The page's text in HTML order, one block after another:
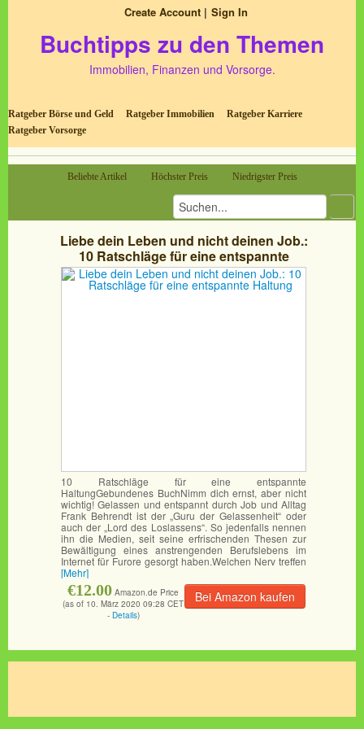
Create Account Sign In
Buchtipps zu den Themen
Immobilien, Finanzen und Vorsorge.
Ratgeber Börse und Geld Ratgeber Immobilien
Ratgeber Karriere
Ratgeber Vorsorge
Beliebte Artikel Höchster Preis Niedrigster Preis
Liebe dein Leben und nicht deinen Job.:
10 Ratschläge für eine entspannte
Haltung
10 Ratschläge für eine entspannte
HaltungGebundenes BuchNimm dich ernst, aber nicht
wichtig! Gelassen und entspannt durch Job und Alltag
Frank Behrendt ist der „Guru der Gelassenheit“ oder
auch der „Lord des Loslassens“. So jedenfalls nennen
ihn die Medien, seit seine erfrischenden Thesen zur
Bewältigung eines anstrengenden Berufslebens im
Internet für Furore gesorgt haben.Welchen Nerv treffen
[Mehr]
Bei Amazon kaufen
€12.00 Amazon.de Price
(as of 10. März 2020 09:28 CET
- Details)